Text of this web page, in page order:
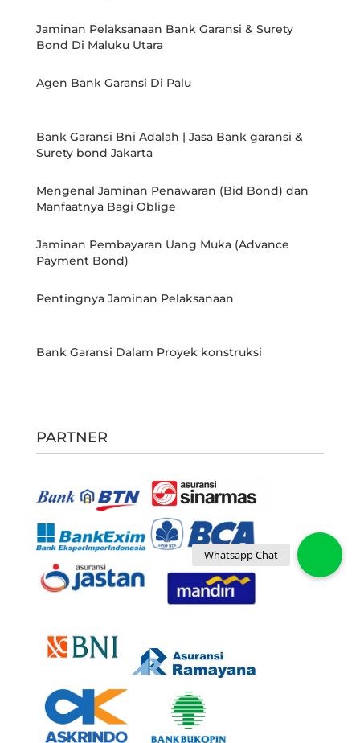
Jaminan Pelaksanaan Bank Garansi & Surety
Bond Di Maluku Utara
Agen Bank Garansi Di Palu
Bank Garansi Bni Adalah | Jasa Bank garansi &
Surety bond Jakarta
Mengenal Jaminan Penawaran (Bid Bond) dan
Manfaatnya Bagi Oblige
Jaminan Pembayaran Uang Muka (Advance
Payment Bond)
Pentingnya Jaminan Pelaksanaan
Bank Garansi Dalam Proyek konstruksi
PARTNER